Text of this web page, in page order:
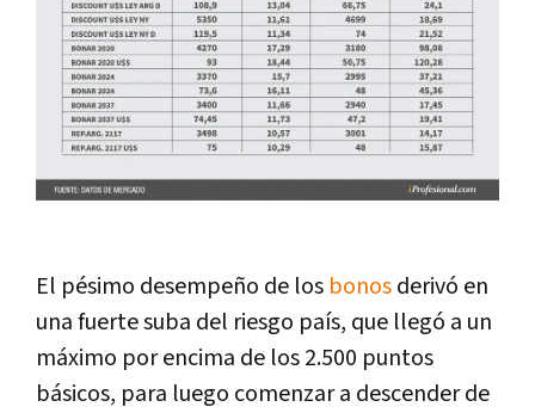
El pésimo desempeño de los bonosderivó en
una fuerte suba del riesgo país, que llegó a un
máximo por encima de los 2.500 puntos
básicos, para luego comenzar a descender de